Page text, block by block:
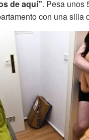
de aquí". Pesa unos
con una silla